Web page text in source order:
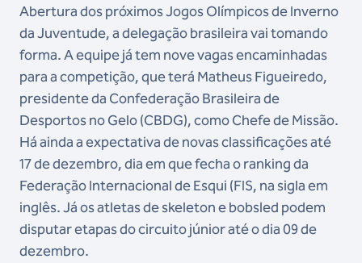
Abertura dos próximos Jogos Olímpicos de Inverno
da Juventude, a delegação brasileira vai tomando
forma. A equipe já tem nove vagas encaminhadas
para a competição, que terá Matheus Figueiredo,
presidente da Confederação Brasileira de
Desportos no Gelo (CBDG), como Chefe de Missão.
Há ainda a expectativa de novas classificações até
17 de dezembro, dia em que fecha o ranking da
Federação Internacional de Esqui (FIS, na sigla em
inglês. Já os atletas de skeleton e bobsled podem
disputar etapas do circuito júnior até o dia 09 de
dezembro.